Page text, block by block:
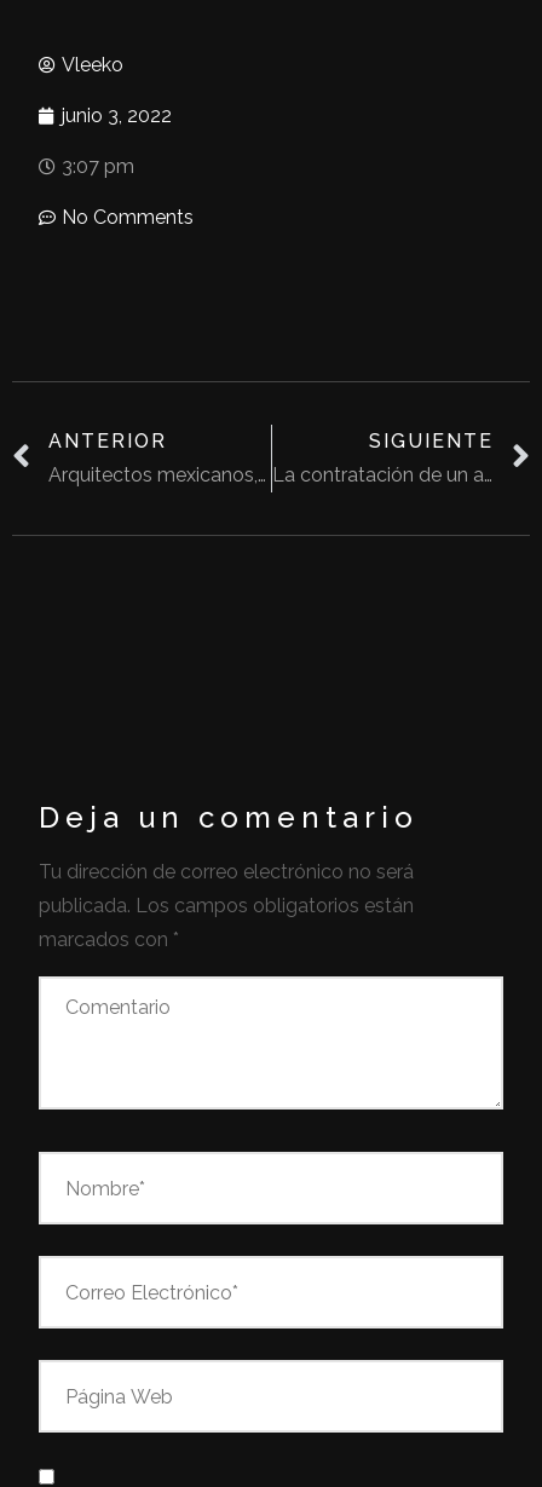
Vleeko
junio 3, 2022
3:07 pm
No Comments
ANTERIOR
Arquitectos mexicanos, diez décadas de arquitectura
SIGUIENTE
La contratación de un arquitecto.
Deja un comentario
Tu dirección de correo electrónico no será
publicada. Los campos obligatorios están
marcados con *